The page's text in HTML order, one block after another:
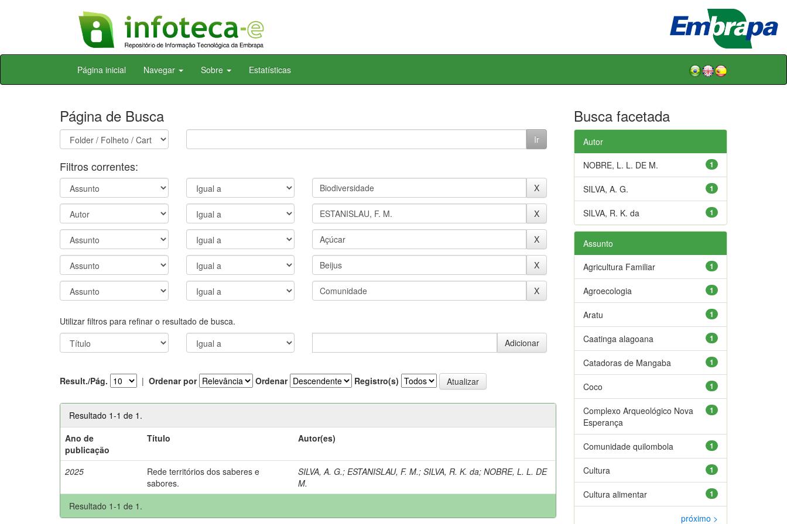
Skip
Página inicial Navegar Sobre Estatísticas
Página de Busca
Filtros correntes:
Utilizar filtros para refinar o resultado de busca.
Result./Pág. | Ordenar por Ordenar Registro(s)
Resultado 1-1 de 1.
Ano de
publicação
Título Autor(es)
2025
Rede territórios dos saberes e
sabores.
SILVA, A. G.;ESTANISLAU, F. M.;SILVA, R. K. da;NOBRE, L. L. DE
M.
Resultado 1-1 de 1.
Busca facetada
Autor
1
NOBRE, L. L. DE M.
1
SILVA, A. G.
1
SILVA, R. K. da
Assunto
1
Agricultura Familiar
1
Agroecologia
1
Aratu
1
Caatinga alagoana
1
Catadoras de Mangaba
1
Coco
1
Complexo Arqueológico Nova
Esperança
1
Comunidade quilombola
1
Cultura
1
Cultura alimentar
próximo >